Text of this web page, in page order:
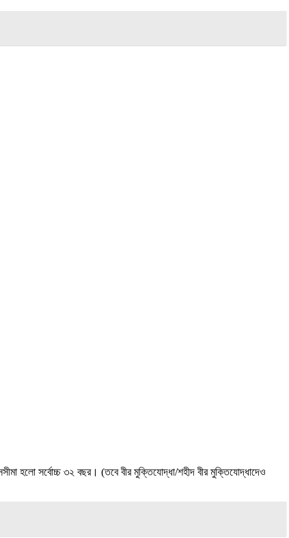
হলো সর্বোচ্চ ৩২ বছর। (তবে বীর মুক্তিযােদ্ধা/শহীদ বীর মুক্তিযােদ্ধাদেও